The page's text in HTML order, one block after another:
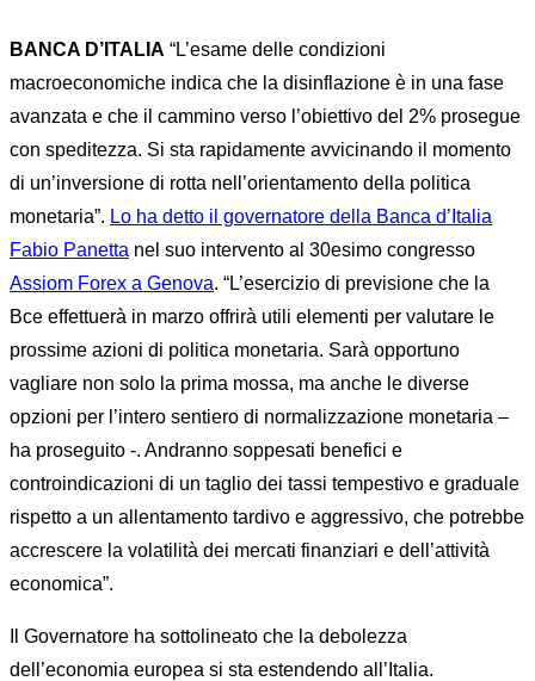
BANCA D’ITALIA “L’esame delle condizioni
macroeconomiche indica che la disinflazione è in una fase
avanzata e che il cammino verso l’obiettivo del 2% prosegue
con speditezza. Si sta rapidamente avvicinando il momento
di un’inversione di rotta nell’orientamento della politica
monetaria”. Lo ha detto il governatore della Banca d’Italia
Fabio Panetta nel suo intervento al 30esimo congresso
Assiom Forex a Genova. “L’esercizio di previsione che la
Bce effettuerà in marzo offrirà utili elementi per valutare le
prossime azioni di politica monetaria. Sarà opportuno
vagliare non solo la prima mossa, ma anche le diverse
opzioni per l’intero sentiero di normalizzazione monetaria –
ha proseguito -. Andranno soppesati benefici e
controindicazioni di un taglio dei tassi tempestivo e graduale
rispetto a un allentamento tardivo e aggressivo, che potrebbe
accrescere la volatilità dei mercati finanziari e dell’attività
economica”.
Il Governatore ha sottolineato che la debolezza
dell’economia europea si sta estendendo all’Italia.